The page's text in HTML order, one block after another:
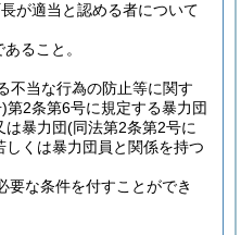
が適当と認める者について
ること。
不当な行為の防止等に関す
第2条第6号に規定する暴力団
は暴力団(同法第2条第2号に
しくは暴力団員と関係を持つ
要な条件を付すことができ